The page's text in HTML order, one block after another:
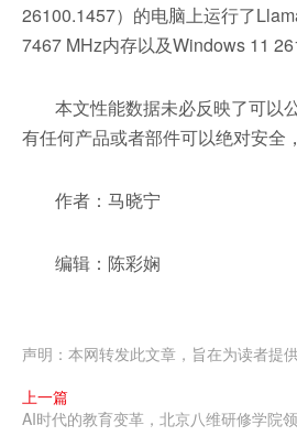
26100.1457）的电脑上运行了
7467 MHz内存以及Windows 11
本文性能数据未必反映了可以
有任何产品或者部件可以绝对安全
作者：马晓宁
编辑：陈彩娴
声明：本网转发此文章，旨在为读者提
上一篇
AI时代的教育变革，北京八维研修学院